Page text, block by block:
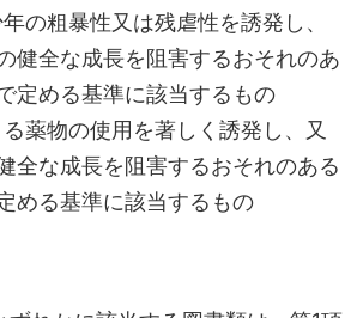
の粗暴性又は残虐性を誘発し、
健全な成長を阻害するおそれのあ
定める基準に該当するもの
薬物の使用を著しく誘発し、又
全な成長を阻害するおそれのある
める基準に該当するもの